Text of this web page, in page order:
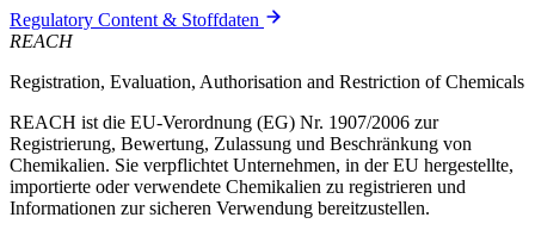
Regulatory Content & Stoffdaten
REACH
Registration, Evaluation, Authorisation and Restriction of Chemicals
REACH ist die EU-Verordnung (EG) Nr. 1907/2006 zur
Registrierung, Bewertung, Zulassung und Beschränkung von
Chemikalien. Sie verpflichtet Unternehmen, in der EU hergestellte,
importierte oder verwendete Chemikalien zu registrieren und
Informationen zur sicheren Verwendung bereitzustellen.